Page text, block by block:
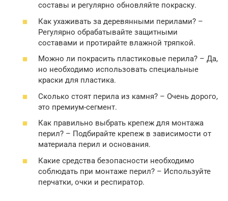
составы и регулярно обновляйте покраску.
Как ухаживать за деревянными перилами? –
Регулярно обрабатывайте защитными
составами и протирайте влажной тряпкой.
Можно ли покрасить пластиковые перила? – Да,
но необходимо использовать специальные
краски для пластика.
Сколько стоят перила из камня? – Очень дорого,
это премиум-сегмент.
Как правильно выбрать крепеж для монтажа
перил? – Подбирайте крепеж в зависимости от
материала перил и основания.
Какие средства безопасности необходимо
соблюдать при монтаже перил? – Используйте
перчатки, очки и респиратор.